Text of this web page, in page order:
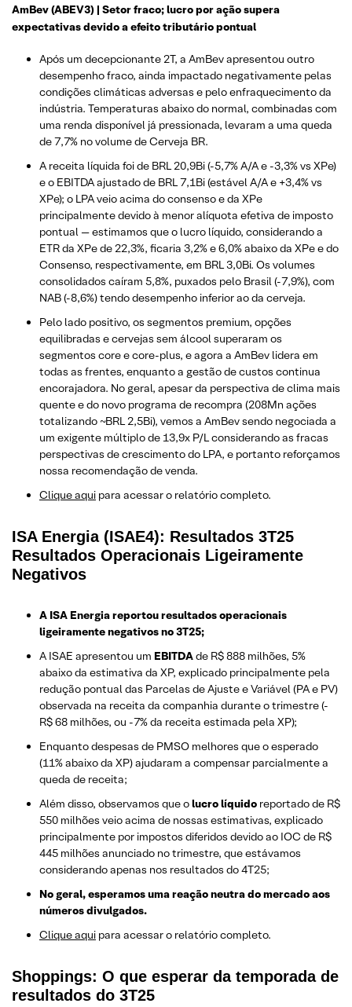
AmBev (ABEV3) | Setor fraco; lucro por ação supera
expectativas devido a efeito tributário pontual
Após um decepcionante 2T, a AmBev apresentou outro
desempenho fraco, ainda impactado negativamente pelas
condições climáticas adversas e pelo enfraquecimento da
indústria. Temperaturas abaixo do normal, combinadas com
uma renda disponível já pressionada, levaram a uma queda
de 7,7% no volume de Cerveja BR.
A receita líquida foi de BRL 20,9Bi (-5,7% A/A e -3,3% vs XPe)
e o EBITDA ajustado de BRL 7,1Bi (estável A/A e +3,4% vs
XPe); o LPA veio acima do consenso e da XPe
principalmente devido à menor alíquota efetiva de imposto
pontual — estimamos que o lucro líquido, considerando a
ETR da XPe de 22,3%, ficaria 3,2% e 6,0% abaixo da XPe e do
Consenso, respectivamente, em BRL 3,0Bi. Os volumes
consolidados caíram 5,8%, puxados pelo Brasil (-7,9%), com
NAB (-8,6%) tendo desempenho inferior ao da cerveja.
Pelo lado positivo, os segmentos premium, opções
equilibradas e cervejas sem álcool superaram os
segmentos core e core-plus, e agora a AmBev lidera em
todas as frentes, enquanto a gestão de custos continua
encorajadora. No geral, apesar da perspectiva de clima mais
quente e do novo programa de recompra (208Mn ações
totalizando ~BRL 2,5Bi), vemos a AmBev sendo negociada a
um exigente múltiplo de 13,9x P/L considerando as fracas
perspectivas de crescimento do LPA, e portanto reforçamos
nossa recomendação de venda.
Clique aqui para acessar o relatório completo.
ISA Energia (ISAE4): Resultados 3T25
Resultados Operacionais Ligeiramente
Negativos
A ISA Energia reportou resultados operacionais
ligeiramente negativos no 3T25;
A ISAE apresentou um EBITDAde R$ 888 milhões, 5%
abaixo da estimativa da XP, explicado principalmente pela
redução pontual das Parcelas de Ajuste e Variável (PA e PV)
observada na receita da companhia durante o trimestre (-
R$ 68 milhões, ou -7% da receita estimada pela XP);
Enquanto despesas de PMSO melhores que o esperado
(11% abaixo da XP) ajudaram a compensar parcialmente a
queda de receita;
Além disso, observamos que olucro líquido reportado de R$
550 milhões veio acima de nossas estimativas, explicado
principalmente por impostos diferidos devido ao IOC de R$
445 milhões anunciado no trimestre, que estávamos
considerando apenas nos resultados do 4T25;
No geral, esperamos uma reação neutra do mercado aos
números divulgados.
Clique aqui para acessar o relatório completo.
Shoppings: O que esperar da temporada de
resultados do 3T25